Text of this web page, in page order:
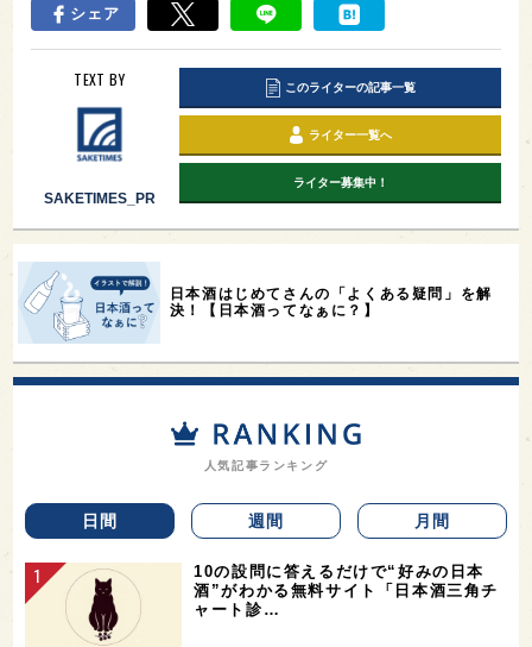
シェア
TEXT BY
SAKETIMES_PR
このライターの記事一覧
ライター一覧へ
ライター募集中！
日本酒はじめてさんの「よくある疑問」を解
決！【日本酒ってなぁに？】
人気記事ランキング
日間 週間 月間
10の設問に答えるだけで“好みの日本
酒”がわかる無料サイト「日本酒三角チ
ャート診…